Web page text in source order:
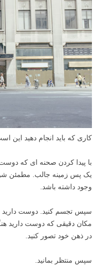
کاری که باید انجام دهید این
با پیدا کردن صحنه ای که
یک پس زمینه جالب. مطمئن
وجود داشته باشد.
سپس تجسم کنید. دوست دارید
مکان دقیقی که دوست دارید
در ذهن خود تصور کنید.
سپس منتظر بمانید.